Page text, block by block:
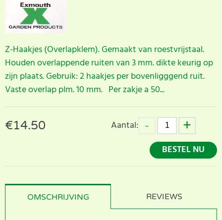
Z-Haakjes (Overlapklem). Gemaakt van roestvrijstaal.
Houden overlappende ruiten van 3 mm. dikte keurig op
zijn plaats. Gebruik: 2 haakjes per bovenligggend ruit.
Vaste overlap plm. 10 mm. Per zakje a 50...
€14.50
Aantal:
BESTEL NU
OMSCHRIJVING REVIEWS